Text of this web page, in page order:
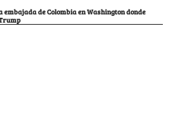
embajada de Colombia en Washington donde